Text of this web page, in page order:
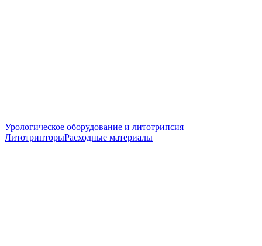
Урологическое оборудование и литотрипсия
ЛитотрипторыРасходные материалы